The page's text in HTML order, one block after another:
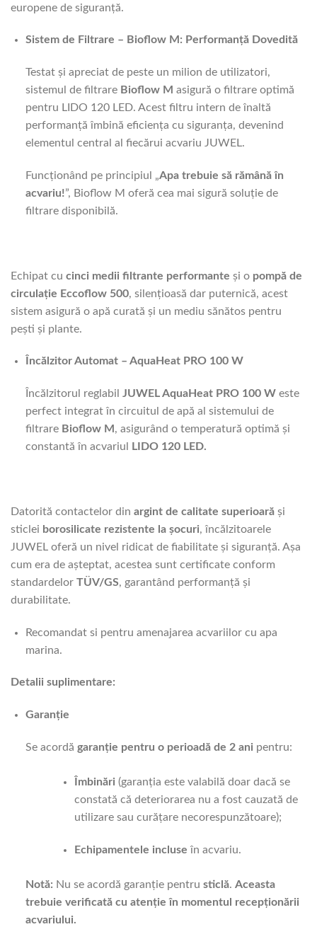
europene de siguranță.
Sistem de Filtrare – Bioflow M: Performanță Dovedită
Testat și apreciat de peste un milion de utilizatori,
sistemul de filtrare Bioflow M asigură o filtrare optimă
pentru LIDO 120 LED. Acest filtru intern de înaltă
performanță îmbină eficiența cu siguranța, devenind
elementul central al fiecărui acvariu JUWEL.
Funcționând pe principiul „Apa trebuie să rămână în
acvariu!”, Bioflow M oferă cea mai sigură soluție de
filtrare disponibilă.
Echipat cu cinci medii filtrante performante și o pompă de
circulație Eccoflow 500, silențioasă dar puternică, acest
sistem asigură o apă curată și un mediu sănătos pentru
pești și plante.
Încălzitor Automat – AquaHeat PRO 100 W
Încălzitorul reglabil JUWEL AquaHeat PRO 100 Weste
perfect integrat în circuitul de apă al sistemului de
filtrare Bioflow M , asigurând o temperatură optimă și
constantă în acvariul
LIDO 120 LED.
Datorită contactelor din argint de calitate superioară și
sticlei borosilicate rezistente la șocuri, încălzitoarele
JUWEL oferă un nivel ridicat de fiabilitate și siguranță. Așa
cum era de așteptat, acestea sunt certificate conform
standardelor TÜV/GS, garantând performanță și
durabilitate.
Recomandat si pentru amenajarea acvariilor cu apa
marina.
Detalii suplimentare:
Garanție
Se acordă garanție pentru o perioadă de 2 ani pentru:
Îmbinări (garanția este valabilă doar dacă se
constată că deteriorarea nu a fost cauzată de
utilizare sau curățare necorespunzătoare);
Echipamentele incluse în acvariu.
Notă: Nu se acordă garanție pentru sticlă. Aceasta
trebuie verificată cu atenție în momentul recepționării
acvariului.